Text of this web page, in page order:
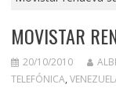
MOVISTAR
20/10/2010
TELEFÓNICA,